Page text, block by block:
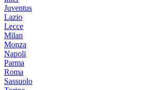
Juventus
Lazio
Lecce
Milan
Monza
Napoli
Parma
Roma
Sassuolo